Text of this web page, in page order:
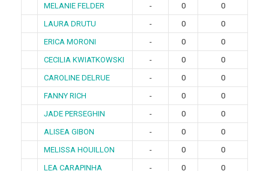
MELANIE FELDER
- 0
0
LAURA DRUTU
- 0
0
ERICA MORONI
- 0
0
CECILIA KWIATKOWSKI
- 0
0
CAROLINE DELRUE
- 0
0
FANNY RICH
- 0
0
JADE PERSEGHIN
- 0
0
ALISEA GIBON
- 0
0
MELISSA HOUILLON
- 0
0
LEA CARAPINHA
- 0
0